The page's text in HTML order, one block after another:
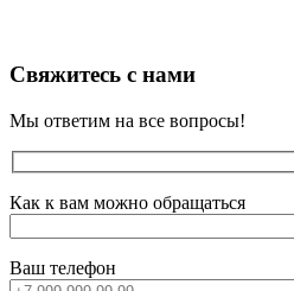
Свяжитесь с нами
Мы ответим на все вопросы!
Как к вам можно обращаться
Ваш телефон